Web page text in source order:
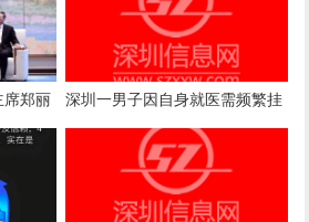
商业秘密，公开或导致被滥用
席郑丽
深圳一男子因自身就医需频繁挂
号，自学编写抢号脚本，发
现“商机”后与妻子分工合作，代
抢各大医院号源，涉案金额超57